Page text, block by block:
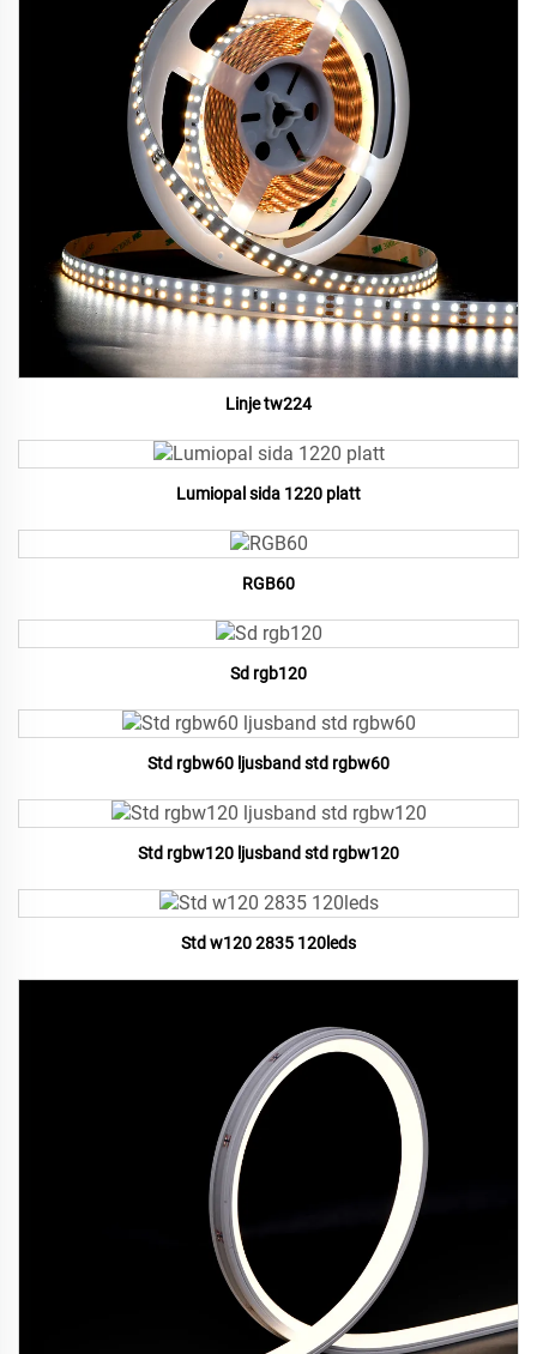
Linje tw224
Lumiopal sida 1220 platt
RGB60
Sd rgb120
Std rgbw60 ljusband std rgbw60
Std rgbw120 ljusband std rgbw120
Std w120 2835 120leds